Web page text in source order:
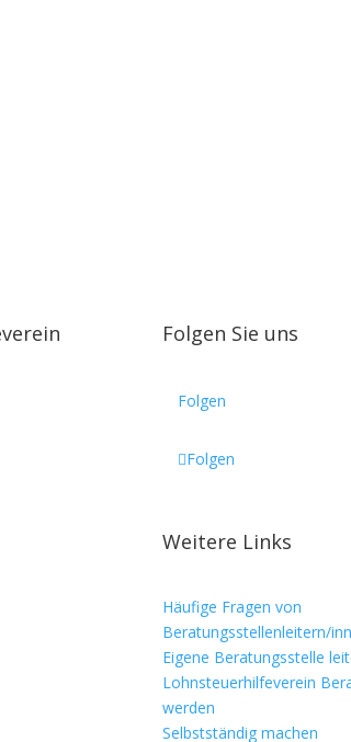
Folgen Sie uns
Folgen
Folgen
Weitere Links
Häufige Fragen von
Beratungsstellenleitern/
Eigene Beratungsstelle
Lohnsteuerhilfeverein
werden
Selbstständig machen